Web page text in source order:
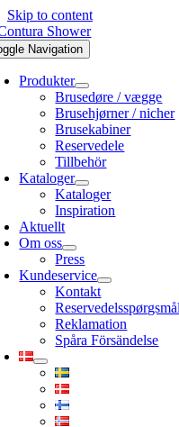
Skip to content
Navigation
Produkter
Brusedøre / vægge
Brusehjørner / nicher
Brusekabiner
Reservedele
Tillbehör
Kataloger
Kataloger
Inspiration
Aktuellt
Om oss
Press
Kundeservice
Kontakt
Reservedelsspørgsmål
Reklamation
Spåra Försändelse